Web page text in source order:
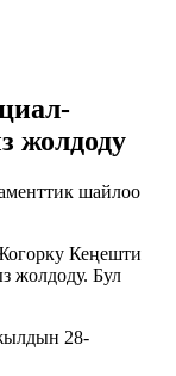
жолдоду
шайлоо
Кеңешти
жолдоду. Бул
28-